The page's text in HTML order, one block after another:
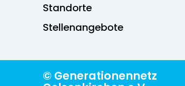
Standorte
Stellenangebote
© Generationennetz